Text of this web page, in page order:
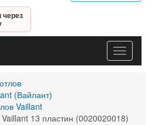
через
(Вайлант)
Vaillant
13 пластин (0020020018)